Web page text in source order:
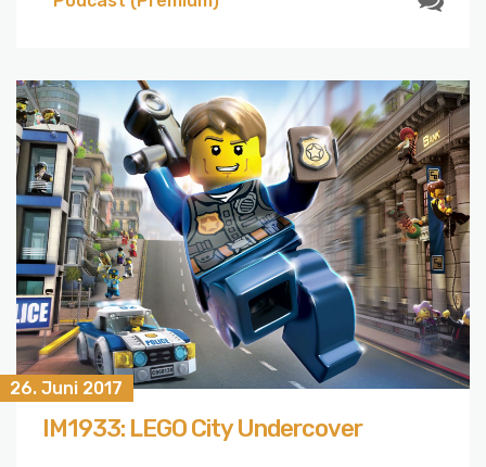
26. Juni 2017
IM1933: LEGO City Undercover